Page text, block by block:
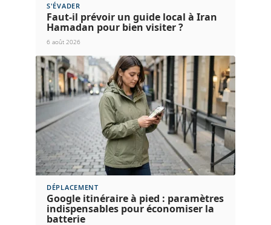
S'ÉVADER
Faut-il prévoir un guide local à Iran
Hamadan pour bien visiter ?
6 août 2026
DÉPLACEMENT
Google itinéraire à pied : paramètres
indispensables pour économiser la
batterie